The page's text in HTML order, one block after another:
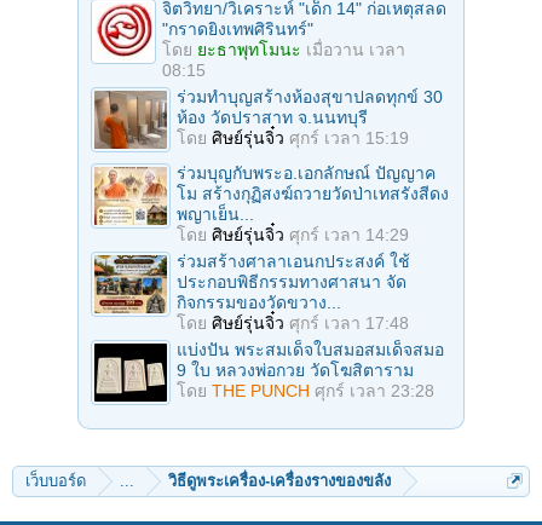
จิตวิทยา/วิเคราะห์ "เด็ก 14" ก่อเหตุสลด
"กราดยิงเทพศิรินทร์"
โดย ยะธาพุทโมนะ เมื่อวาน เวลา
08:15
ร่วมทําบุญสร้างห้องสุขาปลดทุกข์ 30
ห้อง วัดปราสาท จ.นนทบุรี
โดย ศิษย์รุ่นจิ๋ว ศุกร์ เวลา 15:19
ร่วมบุญกับพระอ.เอกลักษณ์ ปัญญาค
โม สร้างกุฏิสงฆ์ถวายวัดป่าเทสรังสีดง
พญาเย็น...
โดย ศิษย์รุ่นจิ๋ว ศุกร์ เวลา 14:29
ร่วมสร้างศาลาเอนกประสงค์ ใช้
ประกอบพิธีกรรมทางศาสนา จัด
กิจกรรมของวัดขวาง...
โดย ศิษย์รุ่นจิ๋ว ศุกร์ เวลา 17:48
แบ่งปัน พระสมเด็จใบสมอสมเด็จสมอ
9 ใบ หลวงพ่อกวย วัดโฆสิตาราม
โดย THE PUNCH ศุกร์ เวลา 23:28
เว็บบอร์ด วิธีดูพระเครื่อง-เครื่องรางของขลัง